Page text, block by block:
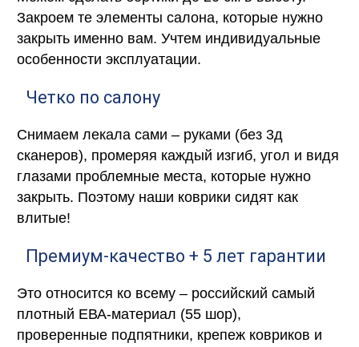
Закроем те элементы салона, которые нужно
закрыть именно вам. Учтем индивидуальные
особенности эксплуатации.
Четко по салону
Снимаем лекала сами – руками (без 3д
сканеров), промеряя каждый изгиб, угол и видя
глазами проблемные места, которые нужно
закрыть. Поэтому наши коврики сидят как
влитые!
Премиум-качество + 5 лет гарантии
Это относится ко всему – российский самый
плотный ЕВА-материал (55 шор),
проверенные подпятники, крепеж ковриков и